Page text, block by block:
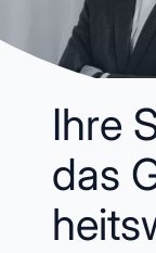
Ihre
das